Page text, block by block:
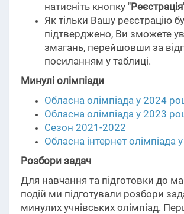
натисніть кнопку "Реєстрація
Як тільки Вашу реєстрацію
підтверджено, Ви зможете
змагань, перейшовши за
посиланням у таблиці.
Минулі олімпіади
Обласна олімпіада у 2024
Обласна олімпіада у 2023
Сезон 2021-2022
Обласна інтернет олімпіада
Розбори задач
Для навчання та підготовки до
подій ми підготували розбори
минулих учнівських олімпіад.